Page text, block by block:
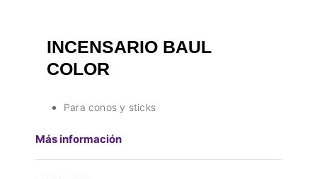
INCENSARIO BAUL
COLOR
Para conos y sticks
Más información